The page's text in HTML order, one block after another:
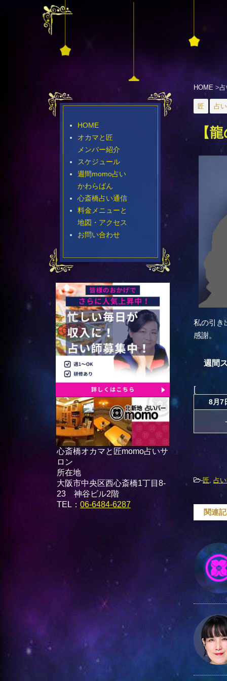
HOME >
匠 占
【
私の引き
感謝。
週間
[
8月7
-
-匠 占
関連
HOME
オカマと匠
メンバー紹介
スケジュール
週間momo占い
かわらばん
心斎橋占い通信
料金メニューと
地図・アクセス
お問い合わせ
心斎橋オカマと匠momo占いサ
ロン
所在地
大阪市中央区西心斎橋1丁目8-
23 神谷ビル2階
TEL： 06-6484-6287